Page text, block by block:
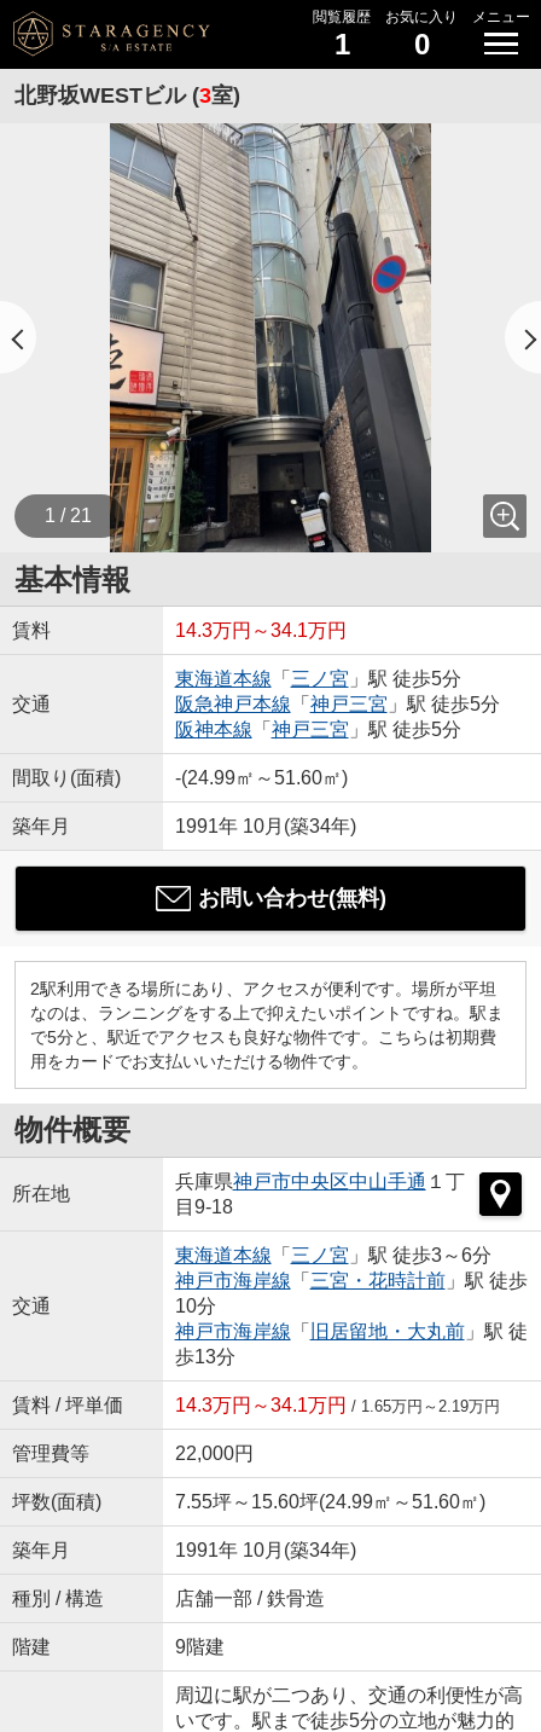
閲覧履歴
1
お気に入り
0
メニュー
北野坂WESTビル (3室)
1 / 21
基本情報
賃料 14.3万円～34.1万円
交通
東海道本線 「 三ノ宮 」駅 徒歩5分
阪急神戸本線 「 神戸三宮 」駅 徒歩5分
阪神本線 「 神戸三宮 」駅 徒歩5分
間取り(面積) -(24.99㎡～51.60㎡)
築年月 1991年 10月(築34年)
お問い合わせ(無料)
2駅利用できる場所にあり、アクセスが便利です。場所が平坦
なのは、ランニングをする上で抑えたいポイントですね。駅ま
で5分と、駅近でアクセスも良好な物件です。こちらは初期費
用をカードでお支払いいただける物件です。
物件概要
所在地
兵庫県神戸市中央区中山手通 １丁
目9-18
交通
東海道本線 「 三ノ宮 」駅 徒歩3～6分
神戸市海岸線 「 三宮・花時計前」駅 徒歩
10分
神戸市海岸線 「 旧居留地・大丸前」駅 徒
歩13分
賃料 / 坪単価 14.3万円～34.1万円 / 1.65万円～2.19万円
管理費等 22,000円
坪数(面積) 7.55坪～15.60坪(24.99㎡～51.60㎡)
築年月 1991年 10月(築34年)
種別 / 構造 店舗一部 / 鉄骨造
階建 9階建
周辺に駅が二つあり、交通の利便性が高
いです。駅まで徒歩5分の立地が魅力的